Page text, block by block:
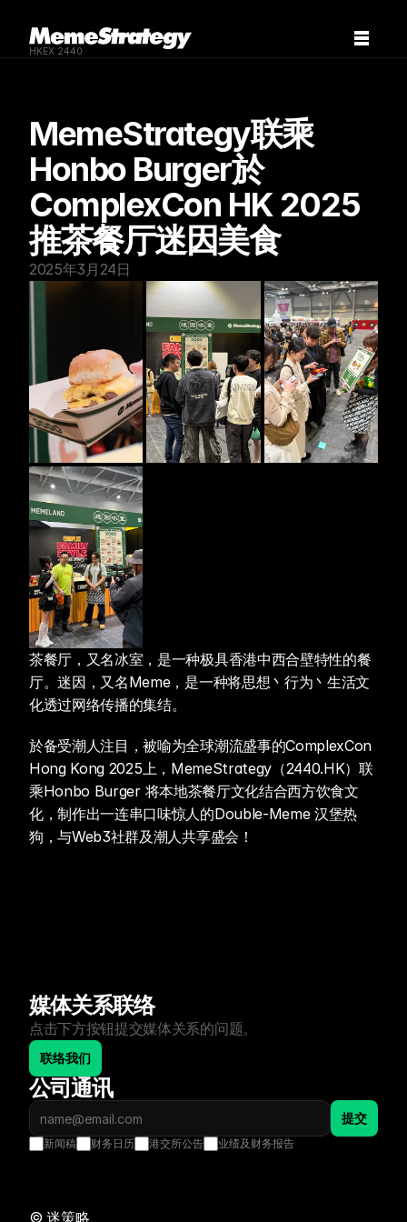
MemeStrategy联乘
Honbo Burger於
ComplexCon HK 2025
推茶餐厅迷因美食
2025年3月24日
茶餐厅，又名冰室，是一种极具香港中西合壁特性的餐
厅。迷因，又名Meme，是一种将思想丶行为丶生活文
化透过网络传播的集结。
於备受潮人注目，被喻为全球潮流盛事的ComplexCon
Hong Kong 2025上，MemeStrategy（2440.HK）联
乘Honbo Burger 将本地茶餐厅文化结合西方饮食文
化，制作出一连串口味惊人的Double-Meme 汉堡热
狗，与Web3社群及潮人共享盛会！
媒体关系联络
点击下方按钮提交媒体关系的问题。
联络我们
公司通讯
提交
新闻稿 财务日历 港交所公告 业绩及财务报告
©️ 迷策略
HKEX:2440